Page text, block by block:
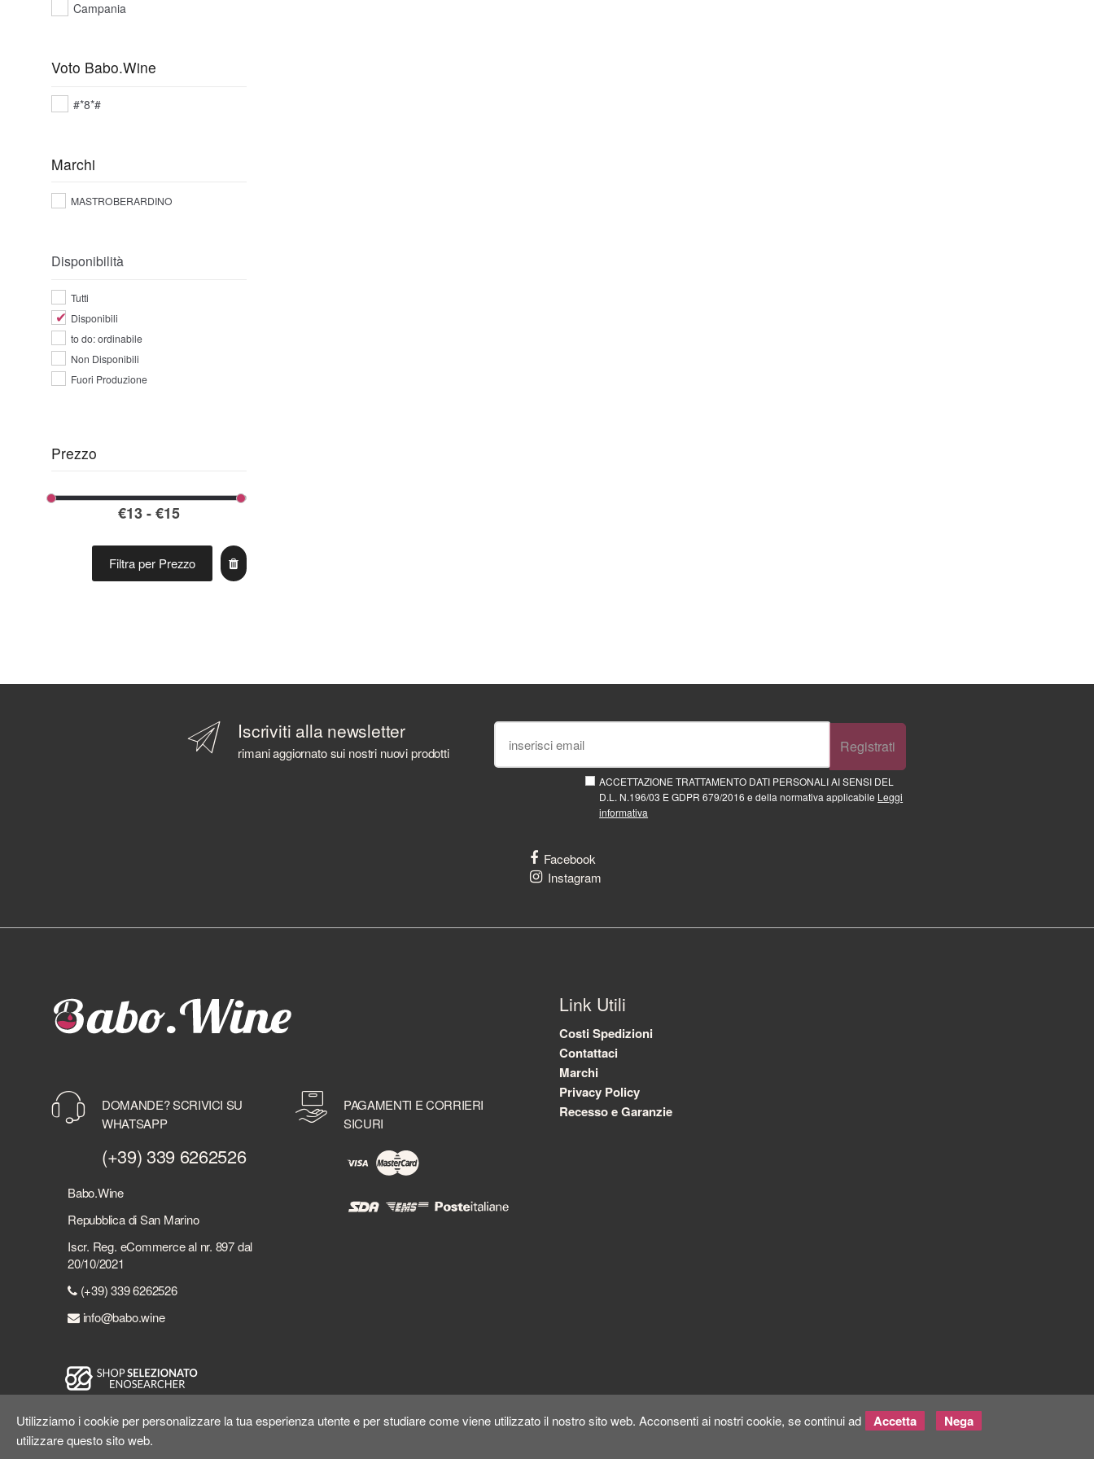
Campania
Voto Babo.Wine
#*8*#
Marchi
MASTROBERARDINO
Disponibilità
Tutti
Disponibili
to do: ordinabile
Non Disponibili
Fuori Produzione
Prezzo
Filtra per Prezzo
Iscriviti alla newsletter
rimani aggiornato sui nostri nuovi prodotti Registrati
ACCETTAZIONE TRATTAMENTO DATI PERSONALI AI SENSI DEL
D.L. N.196/03 E GDPR 679/2016 e della normativa applicabile Leggi
informativa
Facebook
Instagram
DOMANDE? SCRIVICI SU
WHATSAPP
(+39) 339 6262526
Babo.Wine
Repubblica di San Marino
Iscr. Reg. eCommerce al nr. 897 dal
20/10/2021
(+39) 339 6262526
info@babo.wine
PAGAMENTI E CORRIERI
SICURI
Link Utili
Costi Spedizioni
Contattaci
Marchi
Privacy Policy
Recesso e Garanzie
Utilizziamo i cookie per personalizzare la tua esperienza utente e per studiare come viene utilizzato il nostro sito web. Acconsenti ai nostri cookie, se continui ad
utilizzare questo sito web.
Accetta Nega